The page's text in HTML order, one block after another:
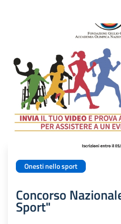
Onesti nello sport
Concorso
Sport"